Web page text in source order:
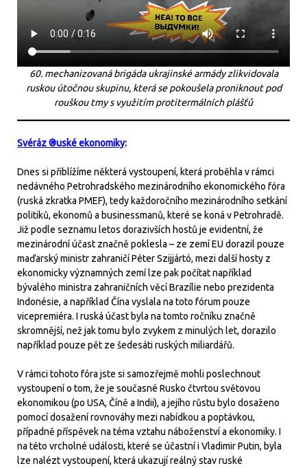
60. mechanizovaná brigáda ukrajinské armády zlikvidovala
ruskou útočnou skupinu, která se pokoušela proniknout pod
rouškou tmy s využitím protitermálních plášťů
Svéráz ®uské ekonomiky:
Dnes si přiblížíme některá vystoupení, která proběhla v rámci
nedávného Petrohradského mezinárodního ekonomického fóra
(ruská zkratka PMEF), tedy každoročního mezinárodního setkání
politiků, ekonomů a businessmanů, které se koná v Petrohradě.
Již podle seznamu letos dorazivších hostů je evidentní, že
mezinárodní účast značně poklesla – ze zemí EU dorazil pouze
maďarský ministr zahraničí Péter Szijjártó, mezi další hosty z
ekonomicky významných zemí lze pak počítat například
bývalého ministra zahraničních věcí Brazílie nebo prezidenta
Indonésie, a například Čína vyslala na toto fórum pouze
vicepremiéra. I ruská účast byla na tomto ročníku značně
skromnější, než jak tomu bylo zvykem z minulých let, dorazilo
například pouze pět ze šedesáti ruských miliardářů.
V rámci tohoto fóra jste si samozřejmě mohli poslechnout
vystoupení o tom, že je současné Rusko čtvrtou světovou
ekonomikou (po USA, Číně a Indii), a jejího růstu bylo dosaženo
pomocí dosažení rovnováhy mezi nabídkou a poptávkou,
případně příspěvek na téma vztahu náboženství a ekonomiky. I
na této vrcholné události, které se účastní i Vladimir Putin, byla
lze nalézt vystoupení, která ukazují reálný stav ruské